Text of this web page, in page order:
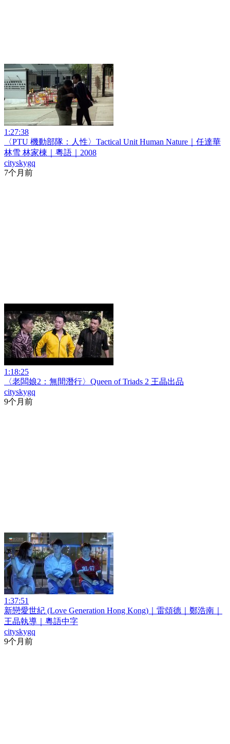
1:27:38
〈PTU 機動部隊：人性〉Tactical Unit Human Nature｜任達華
林雪 林家棟｜粵語｜2008
cityskygq
7个月前
1:18:25
〈老闆娘2：無間潛行〉Queen of Triads 2 王晶出品
cityskygq
9个月前
1:37:51
新戀愛世紀 (Love Generation Hong Kong)｜雷頌德｜鄭浩南｜
王晶執導｜粵語中字
cityskygq
9个月前